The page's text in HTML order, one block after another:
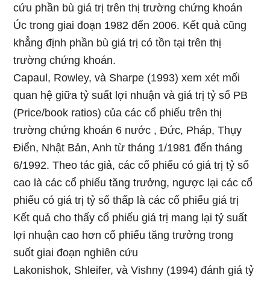
cứu phần bù giá trị trên thị trường chứng khoán
Úc trong giai đoạn 1982 đến 2006. Kết quả cũng
khẳng định phần bù giá trị có tồn tại trên thị
trường chứng khoán.
Capaul, Rowley, và Sharpe (1993) xem xét mối
quan hệ giữa tỷ suất lợi nhuận và giá trị tỷ số PB
(Price/book ratios) của các cổ phiếu trên thị
trường chứng khoán 6 nước , Đức, Pháp, Thụy
Điển, Nhật Bản, Anh từ tháng 1/1981 đến tháng
6/1992. Theo tác giả, các cổ phiếu có giá trị tỷ số
cao là các cổ phiếu tăng trưởng, ngược lại các cổ
phiếu có giá trị tỷ số thấp là các cổ phiếu giá trị
Kết quả cho thấy cổ phiếu giá trị mang lại tỷ suất
lợi nhuận cao hơn cổ phiếu tăng trưởng trong
suốt giai đoạn nghiên cứu
Lakonishok, Shleifer, và Vishny (1994) đánh giá tỷ